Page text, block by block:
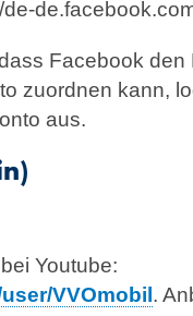
Facebook
zuordnen kann,
aus.
Youtube:
VVOmobil.